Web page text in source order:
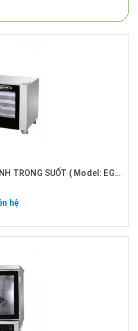
TỦ HẤP THÔNG MINH CỬA KÍNH TRONG SUỐT ( Model: EGA-DRS)
hệ